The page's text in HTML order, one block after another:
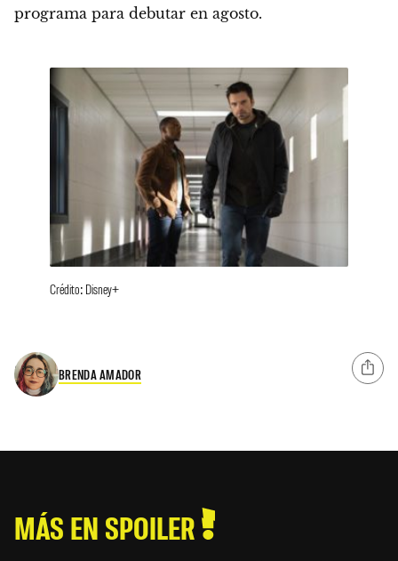
programa para debutar en agosto.
Crédito: Disney+
BRENDA AMADOR
MÁS EN SPOILER